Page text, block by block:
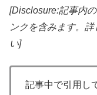
[Disclosure:記事内
ンクを含みます。詳
い]
記事中で引用し